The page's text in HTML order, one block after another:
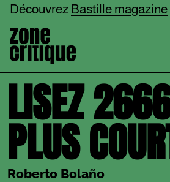
Découvrez Bastille magazine
LISEZ
PLUS
Roberto Bolaño